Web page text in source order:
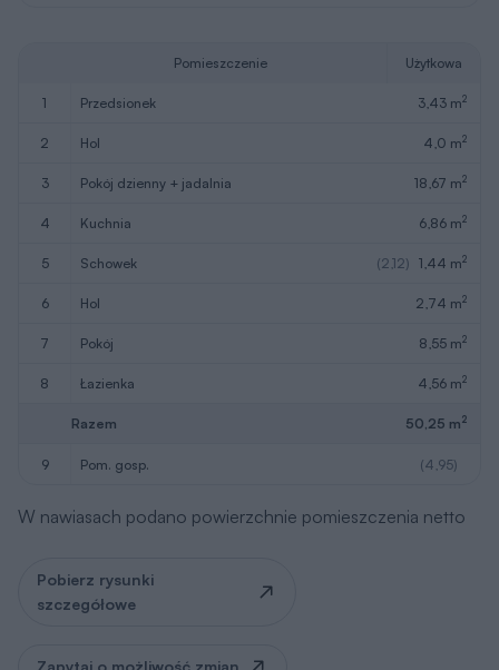
Pomieszczenie Użytkowa
1 przedsionek 3,43 m2
2 hol 4,0 m2
3 pokój dzienny + jadalnia 18,67 m2
4 kuchnia 6,86 m2
5 schowek (2,12) 1,44 m2
6 hol 2,74 m2
7 pokój 8,55 m2
8 łazienka 4,56 m2
Razem 50,25 m2
9 pom. gosp. (4,95)
W nawiasach podano powierzchnie pomieszczenia netto
Pobierz rysunki
szczegółowe
Zapytaj o możliwość zmian